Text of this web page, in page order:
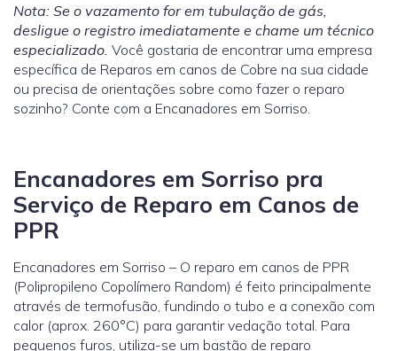
Nota: Se o vazamento for em tubulação de gás,
desligue o registro imediatamente e chame um técnico
especializado. Você gostaria de encontrar uma empresa
específica de Reparos em canos de Cobre na sua cidade
ou precisa de orientações sobre como fazer o reparo
sozinho? Conte com a Encanadores em Sorriso.
Encanadores em Sorriso pra
Serviço de Reparo em Canos de
PPR
Encanadores em Sorriso – O reparo em canos de PPR
(Polipropileno Copolímero Random) é feito principalmente
através de termofusão, fundindo o tubo e a conexão com
calor (aprox. 260°C) para garantir vedação total. Para
pequenos furos, utiliza-se um bastão de reparo